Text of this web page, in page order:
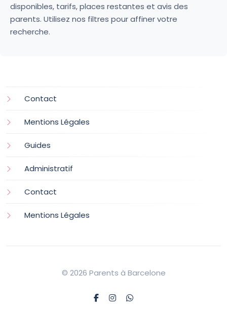
disponibles, tarifs, places restantes et avis des
parents. Utilisez nos filtres pour affiner votre
recherche.
Contact
Mentions Légales
Guides
Administratif
Contact
Mentions Légales
© 2026 Parents à Barcelone